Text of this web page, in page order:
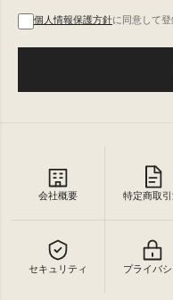
個人情報保護方針に同意して
会社概要 特定商取
セキュリティ プライバ